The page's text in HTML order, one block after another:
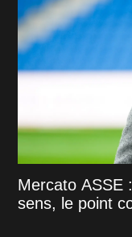
Mercato ASSE
sens, le point